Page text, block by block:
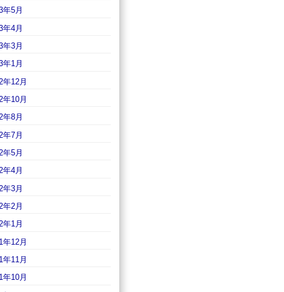
年5月
年4月
年3月
年1月
年12月
年10月
年8月
年7月
年5月
年4月
年3月
年2月
年1月
年12月
年11月
年10月